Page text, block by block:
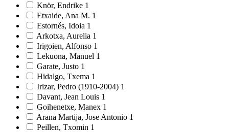
Knör, Endrike 1
Etxaide, Ana M. 1
Estornés, Idoia 1
Arkotxa, Aurelia 1
Irigoien, Alfonso 1
Lekuona, Manuel 1
Garate, Justo 1
Hidalgo, Txema 1
Irizar, Pedro (1910-2004) 1
Davant, Jean Louis 1
Goihenetxe, Manex 1
Arana Martija, Jose Antonio 1
Peillen, Txomin 1